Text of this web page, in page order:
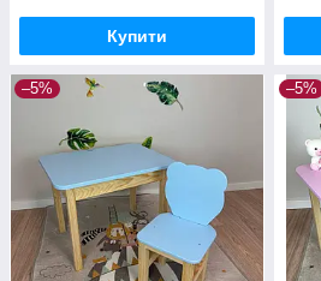
Купити
–5% –5%